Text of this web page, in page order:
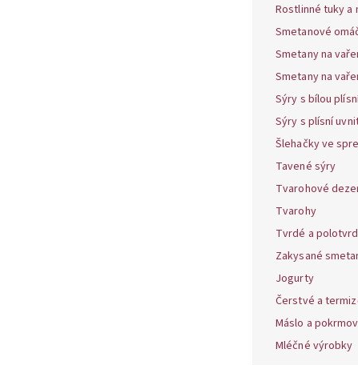
Rostlinné tuky a
Smetanové
Smetany na
Smetany na
Sýry s bílou
Sýry s plísní
Šlehačky ve
Tavené sýry
Tvarohové
Tvarohy
Tvrdé a
Zakysané
Jogurty
Čerstvé a
Máslo a
Mléčné výrobky